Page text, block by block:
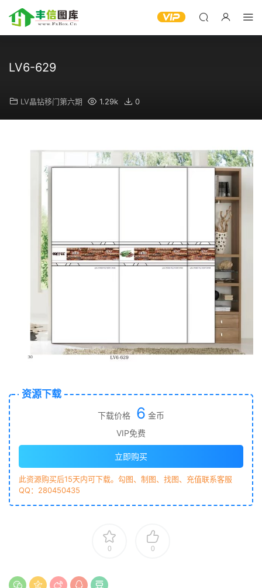
LV6-629
LV晶钻移门第六期 1.29k 0
资源下载
下载价格 6 金币
VIP免费
立即购买
此资源购买后15天内可下载。勾图、制图、找图、充值联系客服
QQ：280450435
0 0